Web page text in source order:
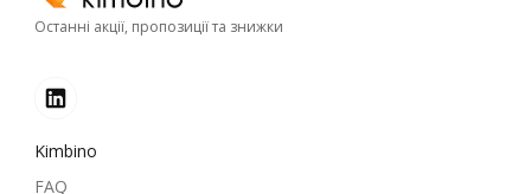
Останні акції, пропозиції та знижки
Kimbino
FAQ